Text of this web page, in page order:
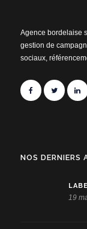
Agence bordelaise
gestion de
sociaux,
NOS DERNIERS
19